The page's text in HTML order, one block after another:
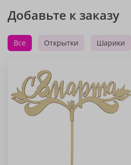
Добавьте к заказу
Все Открытки Шарики